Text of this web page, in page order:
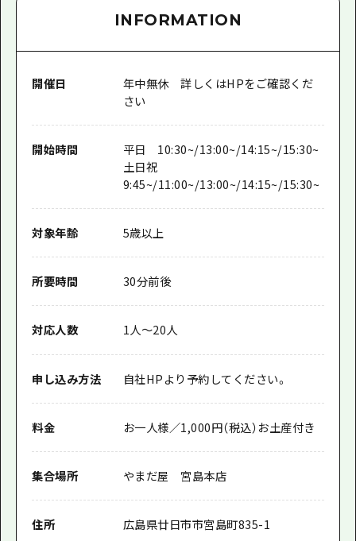
INFORMATION
開催日
年中無休 詳しくはHPをご確認くだ
さい
開始時間
平日 10:30~/13:00~/14:15~/15:30~
土日祝
9:45~/11:00~/13:00~/14:15~/15:30~
対象年齢 5歳以上
所要時間 30分前後
対応人数 1人～20人
申し込み方法 自社HPより予約してください。
料金 お一人様／1,000円（税込）お土産付き
集合場所 やまだ屋 宮島本店
住所 広島県廿日市市宮島町835-1